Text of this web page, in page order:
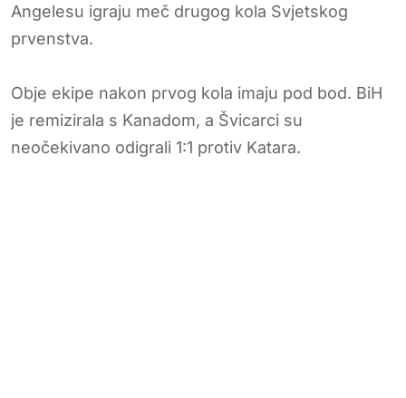
Angelesu igraju meč drugog kola Svjetskog
prvenstva.
Obje ekipe nakon prvog kola imaju pod bod. BiH
je remizirala s Kanadom, a Švicarci su
neočekivano odigrali 1:1 protiv Katara.